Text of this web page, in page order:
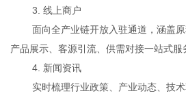
3. 线上商户
面向全产业链开放入驻通道，涵盖
产品展示、客源引流、供需对接一站式
4. 新闻资讯
实时梳理行业政策、产业动态、技